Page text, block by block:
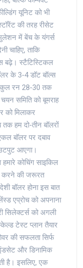
यूनिट को भी
की तरह रीसेट
में बेंच के यंगर्स
चाहिए, ताकि
बढ़े। स्टैटिस्टिकल
के 3‑4 डॉट बॉल्स
रन 28‑30 तक
समिति को बूमराह
को मिलाकर
तक हम दो‑तीन बॉलरों
बॉलर पर दबाव
आएगा।
हमारे कोचिंग साइकिल
करने की जरूरत
बॉलर होना इस बात
एप्रोच को अपनाना
सिलेक्टर्स को अगली
टेस्‍ट प्लान तैयार
की सफलता सिर्फ
और डिनामिक
है। इसलिए, एक